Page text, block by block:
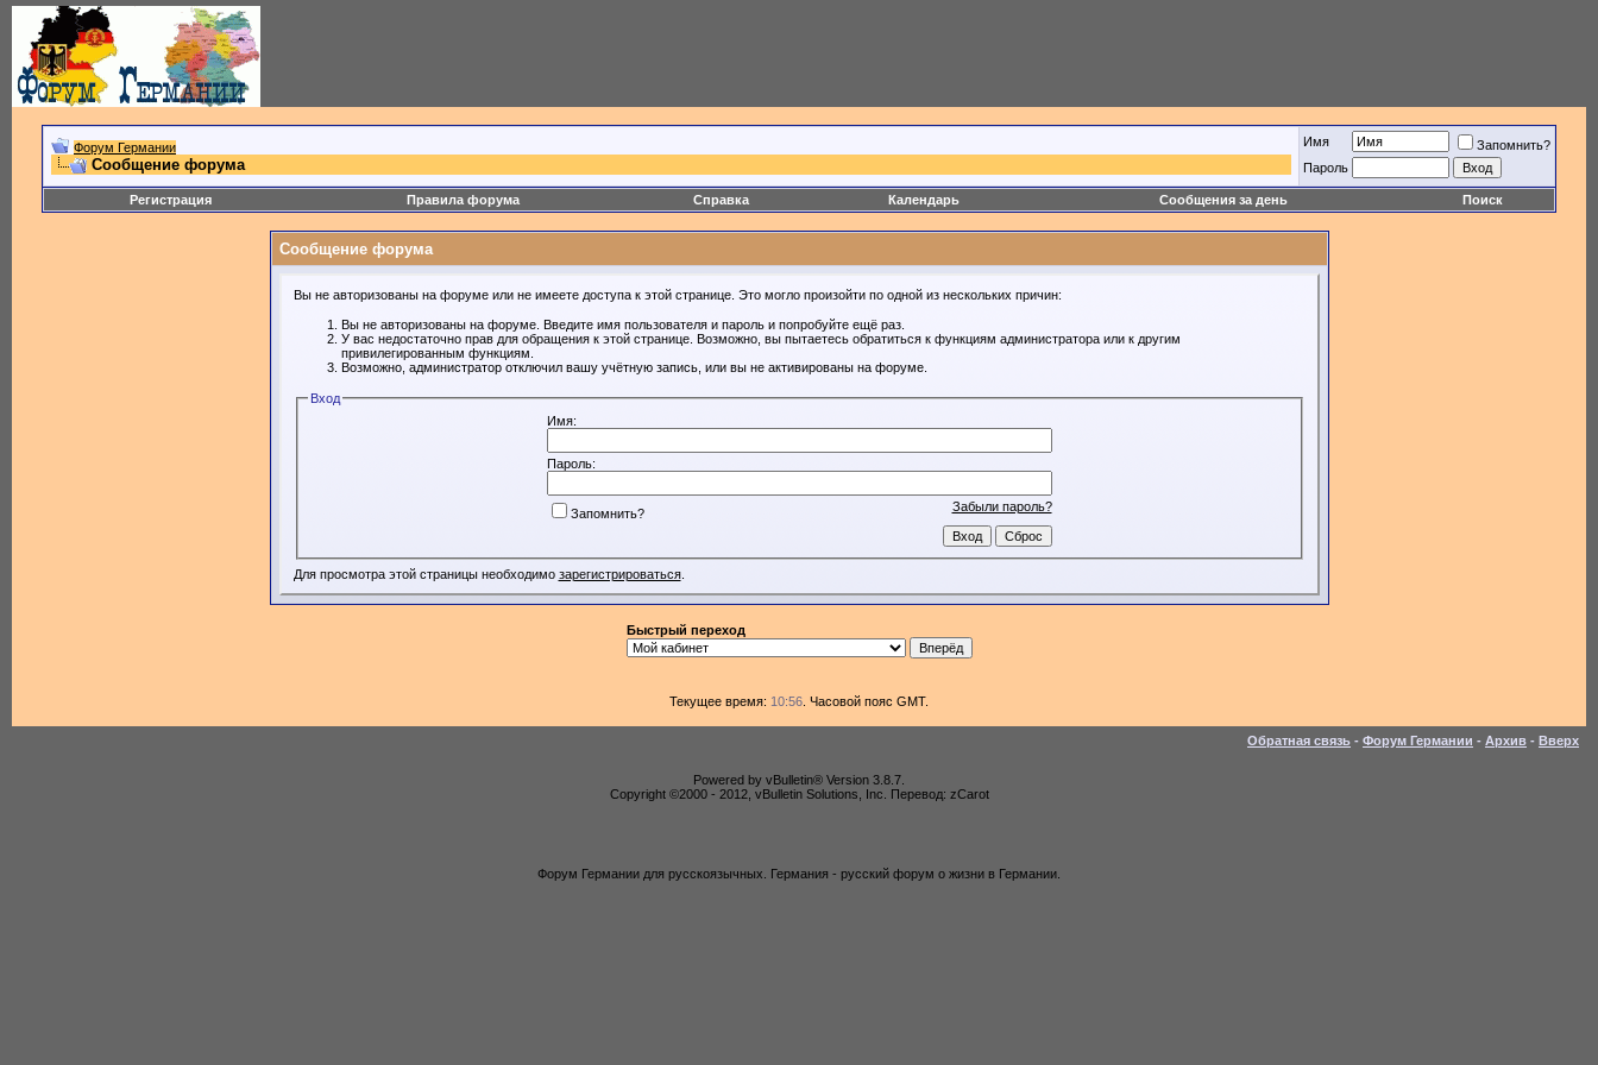
Форум Германии
Сообщение форума
Имя
Запомнить?
Пароль
Регистрация Правила форума Справка Календарь Сообщения за день Поиск
Сообщение форума
Вы не авторизованы на форуме или не имеете доступа к этой странице. Это могло произойти по одной из нескольких причин:
Вы не авторизованы на форуме. Введите имя пользователя и пароль и попробуйте ещё раз.
У вас недостаточно прав для обращения к этой странице. Возможно, вы пытаетесь обратиться к функциям администратора или к другим
привилегированным функциям.
Возможно, администратор отключил вашу учётную запись, или вы не активированы на форуме.
Вход
Имя:
Пароль:
Забыли пароль?
Запомнить?
Для просмотра этой страницы необходимо зарегистрироваться.
Быстрый переход
Текущее время: 10:56 . Часовой пояс GMT.
Обратная связь - Форум Германии - Архив - Вверх
Powered by vBulletin® Version 3.8.7.
Copyright ©2000 - 2012, vBulletin Solutions, Inc. Перевод: zCarot
Форум Германии для русскоязычных. Германия - русский форум о жизни в Германии.